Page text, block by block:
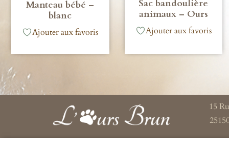
Manteau bébé –
blanc
Ajouter aux favoris
Sac bandoulière
animaux – Ours
Ajouter aux favoris
15